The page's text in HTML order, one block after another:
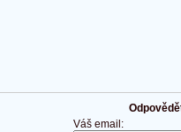
Váš email: